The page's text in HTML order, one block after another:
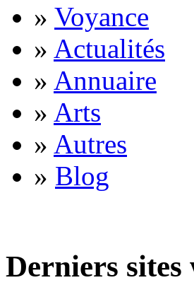
» Voyance
» Actualités
» Annuaire
» Arts
» Autres
» Blog
Derniers sites